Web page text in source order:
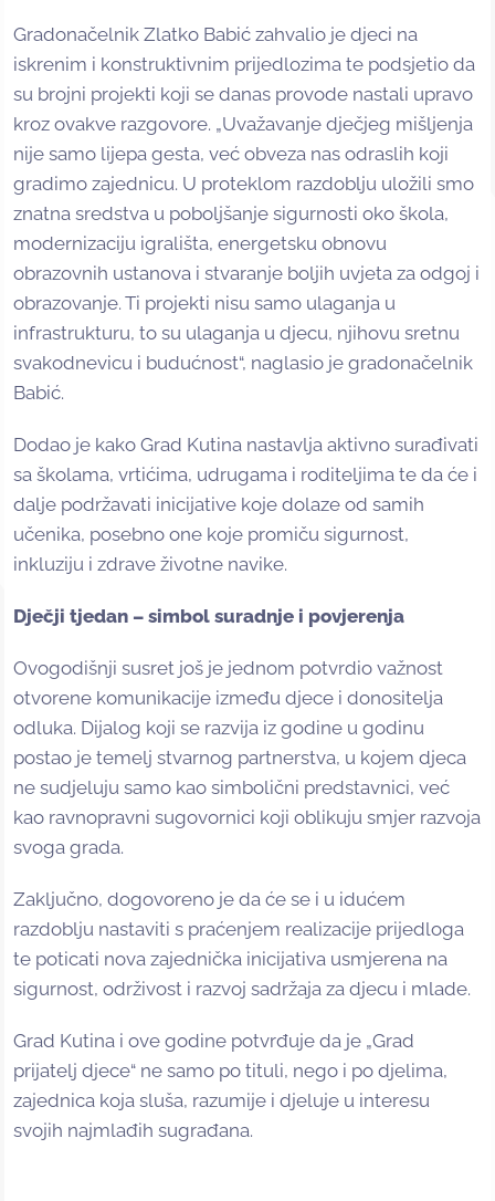
Gradonačelnik Zlatko Babić zahvalio je djeci na
iskrenim i konstruktivnim prijedlozima te podsjetio da
su brojni projekti koji se danas provode nastali upravo
kroz ovakve razgovore. „Uvažavanje dječjeg mišljenja
nije samo lijepa gesta, već obveza nas odraslih koji
gradimo zajednicu. U proteklom razdoblju uložili smo
znatna sredstva u poboljšanje sigurnosti oko škola,
modernizaciju igrališta, energetsku obnovu
obrazovnih ustanova i stvaranje boljih uvjeta za odgoj i
obrazovanje. Ti projekti nisu samo ulaganja u
infrastrukturu, to su ulaganja u djecu, njihovu sretnu
svakodnevicu i budućnost“, naglasio je gradonačelnik
Babić.
Dodao je kako Grad Kutina nastavlja aktivno surađivati
sa školama, vrtićima, udrugama i roditeljima te da će i
dalje podržavati inicijative koje dolaze od samih
učenika, posebno one koje promiču sigurnost,
inkluziju i zdrave životne navike.
Dječji tjedan – simbol suradnje i povjerenja
Ovogodišnji susret još je jednom potvrdio važnost
otvorene komunikacije između djece i donositelja
odluka. Dijalog koji se razvija iz godine u godinu
postao je temelj stvarnog partnerstva, u kojem djeca
ne sudjeluju samo kao simbolični predstavnici, već
kao ravnopravni sugovornici koji oblikuju smjer razvoja
svoga grada.
Zaključno, dogovoreno je da će se i u idućem
razdoblju nastaviti s praćenjem realizacije prijedloga
te poticati nova zajednička inicijativa usmjerena na
sigurnost, održivost i razvoj sadržaja za djecu i mlade.
Grad Kutina i ove godine potvrđuje da je „Grad
prijatelj djece“ ne samo po tituli, nego i po djelima,
zajednica koja sluša, razumije i djeluje u interesu
svojih najmlađih sugrađana.